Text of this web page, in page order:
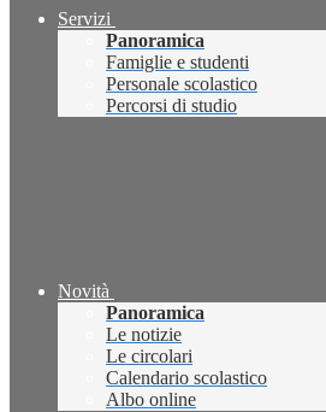
Servizi
Panoramica
Famiglie e studenti
Personale scolastico
Percorsi di studio
Novità
Panoramica
Le notizie
Le circolari
Calendario scolastico
Albo online